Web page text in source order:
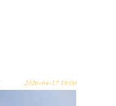
2026-04-17 19:00